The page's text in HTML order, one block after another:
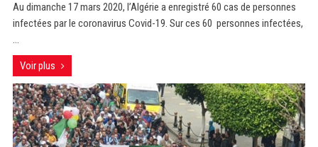
Au dimanche 17 mars 2020, l’Algérie a enregistré 60 cas de personnes
infectées par le coronavirus Covid-19. Sur ces 60 personnes infectées,
...
Voir plus